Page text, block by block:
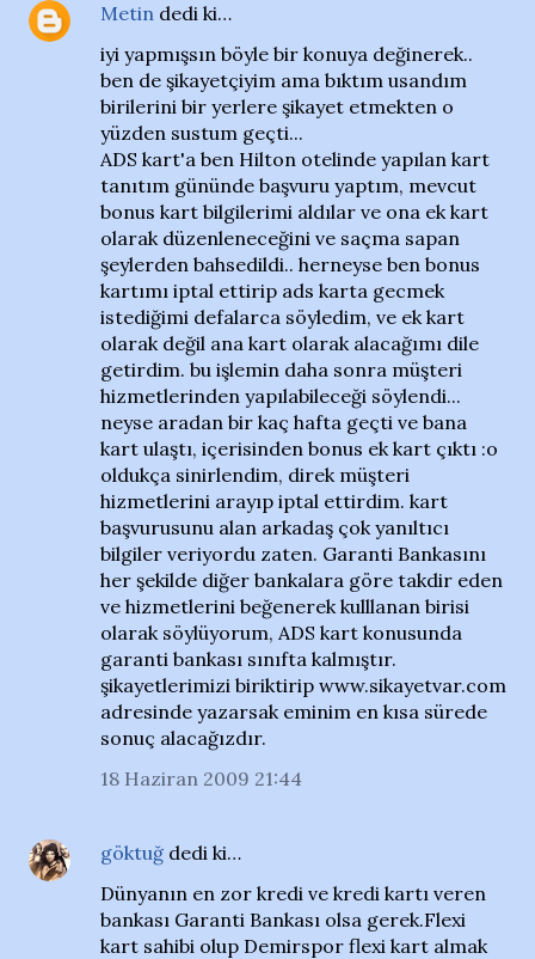
Metin dedi ki…
iyi yapmışsın böyle bir konuya değinerek..
ben de şikayetçiyim ama bıktım usandım
birilerini bir yerlere şikayet etmekten o
yüzden sustum geçti...
ADS kart'a ben Hilton otelinde yapılan kart
tanıtım gününde başvuru yaptım, mevcut
bonus kart bilgilerimi aldılar ve ona ek kart
olarak düzenleneceğini ve saçma sapan
şeylerden bahsedildi.. herneyse ben bonus
kartımı iptal ettirip ads karta gecmek
istediğimi defalarca söyledim, ve ek kart
olarak değil ana kart olarak alacağımı dile
getirdim. bu işlemin daha sonra müşteri
hizmetlerinden yapılabileceği söylendi...
neyse aradan bir kaç hafta geçti ve bana
kart ulaştı, içerisinden bonus ek kart çıktı :o
oldukça sinirlendim, direk müşteri
hizmetlerini arayıp iptal ettirdim. kart
başvurusunu alan arkadaş çok yanıltıcı
bilgiler veriyordu zaten. Garanti Bankasını
her şekilde diğer bankalara göre takdir eden
ve hizmetlerini beğenerek kulllanan birisi
olarak söylüyorum, ADS kart konusunda
garanti bankası sınıfta kalmıştır.
şikayetlerimizi biriktirip www.sikayetvar.com
adresinde yazarsak eminim en kısa sürede
sonuç alacağızdır.
18 Haziran 2009 21:44
göktuğ dedi ki…
Dünyanın en zor kredi ve kredi kartı veren
bankası Garanti Bankası olsa gerek.Flexi
kart sahibi olup Demirspor flexi kart almak